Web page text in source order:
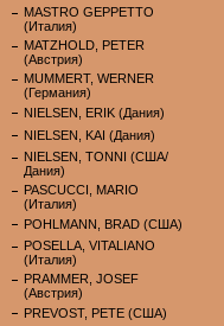
MASTRO GEPPETTO
(Италия)
MATZHOLD, PETER
(Австрия)
MUMMERT, WERNER
(Германия)
NIELSEN, ERIK (Дания)
NIELSEN, KAI (Дания)
NIELSEN, TONNI (США/
Дания)
PASCUCCI, MARIO
(Италия)
POHLMANN, BRAD (США)
POSELLA, VITALIANO
(Италия)
PRAMMER, JOSEF
(Австрия)
PREVOST, PETE (США)